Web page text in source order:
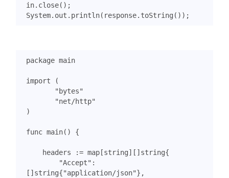
in. close();
System. out . println( response. toString ());
package main
import
(
"bytes"
"net/http"
)
func main() {
headers := map[string][]string{
"Accept" :
[]string{"application/json"},